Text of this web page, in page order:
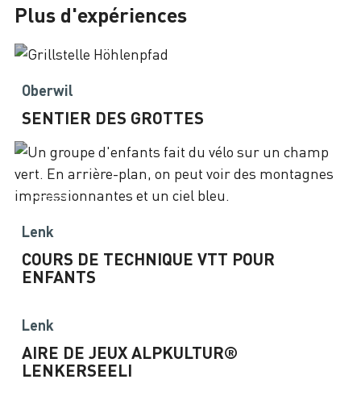
Plus d'expériences
Oberwil
SENTIER DES GROTTES
Lenk
COURS DE TECHNIQUE VTT POUR
ENFANTS
Lenk
AIRE DE JEUX ALPKULTUR®
LENKERSEELI